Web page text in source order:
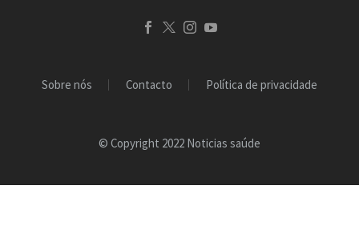
Sobre nós Contacto Política de privacidade
© Copyright 2022 Noticias saúde